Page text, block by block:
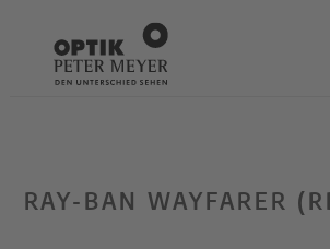
RAY-BAN WAYFARER